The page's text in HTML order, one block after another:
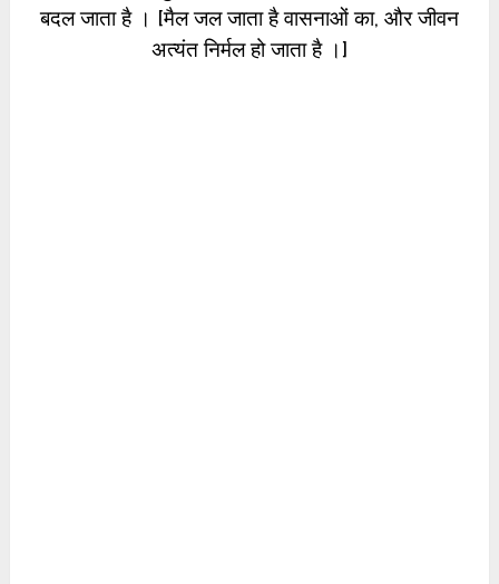
बदल जाता है । [मैल जल जाता है वासनाओं का, और जीवन
अत्यंत निर्मल हो जाता है ।]